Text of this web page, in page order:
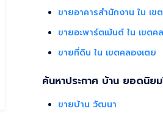
ขายอาคารสำนักงาน ใน เข
ขายอะพาร์ตเม้นต์ ใน เขตค
ขายที่ดิน ใน เขตคลองเตย
ค้นหาประกาศ บ้าน ยอดนิย
ขายบ้าน วัฒนา